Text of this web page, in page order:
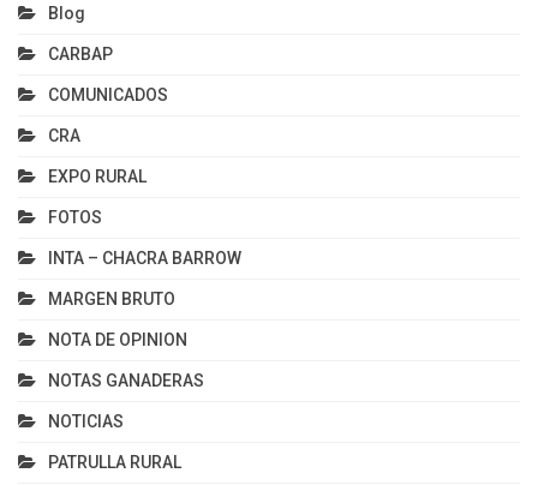
Blog
CARBAP
COMUNICADOS
CRA
EXPO RURAL
FOTOS
INTA – CHACRA BARROW
MARGEN BRUTO
NOTA DE OPINION
NOTAS GANADERAS
NOTICIAS
PATRULLA RURAL